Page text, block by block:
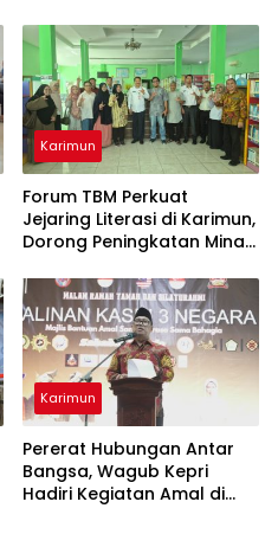
Atlet Pelajar
Karimun
Forum TBM Perkuat
Jejaring Literasi di Karimun,
Dorong Peningkatan Minat
Karimun
Pererat Hubungan Antar
Bangsa, Wagub Kepri
Hadiri Kegiatan Amal di